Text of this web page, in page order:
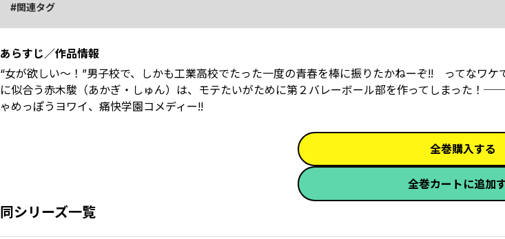
関連タグ
あらすじ／作品情報
“女が欲しい～！”男子校で、しかも工業高校でたった一度の青春を棒に振りたかねーぞ!! ってなワケ
に似合う赤木駿（あかぎ・しゅん）は、モテたいがために第２バレーボール部を作ってしまった！
ゃめっぽうヨワイ、痛快学園コメディー!!
全巻購入する
全巻カートに追加
同シリーズ一覧